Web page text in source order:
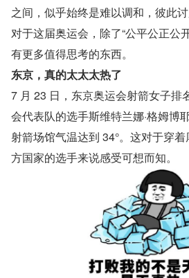
之间，似乎始终是难以调和，彼此讨
对于这届奥运会，除了“公平公正公
有更多值得思考的东西。
东京，真的太太太热了
7 月 23 日，东京奥运会射箭女子排
会代表队的选手斯维特兰娜·格姆博
射箭场馆气温达到 34°。这对于穿
方国家的选手来说感受可想而知。